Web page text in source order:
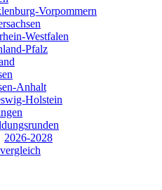
Vorpommern
Westfalen
Pfalz
Anhalt
Holstein
2026-2028